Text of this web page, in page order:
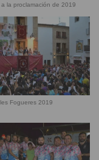
a la proclamación de 2019
Fogueres 2019